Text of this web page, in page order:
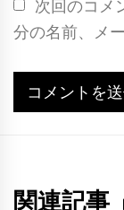
次回のコメ
分の名前、メ
関連記事